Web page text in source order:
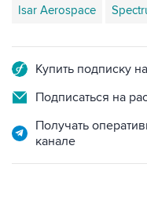
Isar Aerospace
Купить подписку
Подписаться на
Получать
канале